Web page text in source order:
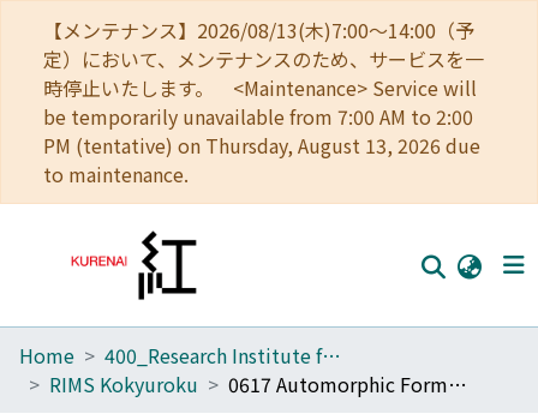
【メンテナンス】2026/08/13(木)7:00～14:00（予
定）において、メンテナンスのため、サービスを一
時停止いたします。 <Maintenance> Service will
be temporarily unavailable from 7:00 AM to 2:00
PM (tentative) on Thursday, August 13, 2026 due
to maintenance.
Home
Home
400_Research Institute for Mathematical Sciences
RIMS Kokyuroku
0617 Automorphic Forms and Related Topics